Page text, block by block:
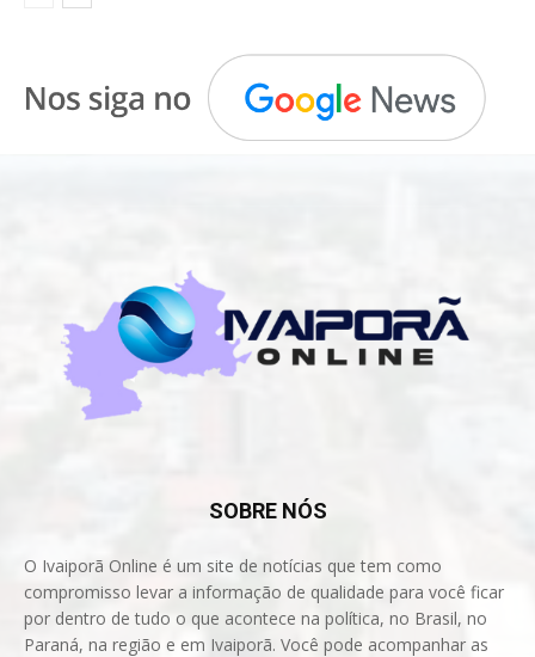
SOBRE NÓS
O Ivaiporã Online é um site de notícias que tem como
compromisso levar a informação de qualidade para você ficar
por dentro de tudo o que acontece na política, no Brasil, no
Paraná, na região e em Ivaiporã. Você pode acompanhar as